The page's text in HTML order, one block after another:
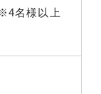
名様以上